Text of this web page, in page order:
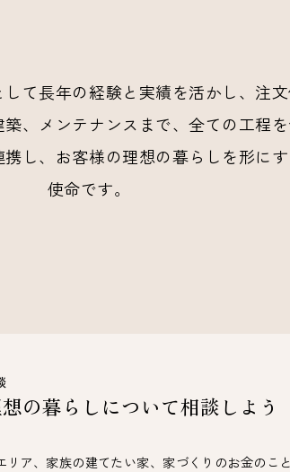
て長年の経験と実績を活かし、注
、メンテナンスまで、全ての工程
し、お客様の理想の暮らしを形に
使命です。
の暮らしについて相談しよう
リア、家族の建てたい家、家づくりのお金のこ